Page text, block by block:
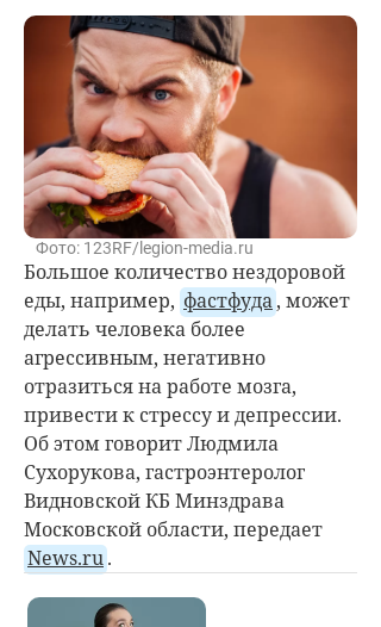
Фото: 123RF/legion-media.ru
Большое количество нездоровой
еды, например, фастфуда, может
делать человека более
агрессивным, негативно
отразиться на работе мозга,
привести к стрессу и депрессии.
Об этом говорит Людмила
Сухорукова, гастроэнтеролог
Видновской КБ Минздрава
Московской области, передает
News.ru.